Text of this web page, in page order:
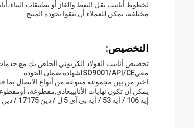
لخطوط أنابيب نقل النفط والغاز أو تطبيقات
مختلفة، يمكن للعملاء أن يثقوا بجودة المنتج.
التخصيص:
تخصيص أنابيب الفولاذ الكربوني الخاص بك مع
معيISO9001/API/CE شهادة ضمان الجودة.
اختر من بين مجموعة متنوعة من أنواع الاتصال بما
يمكن أن تكون نهايات الأنابيبعادي,مقطوعة، أو
إيه 106 / أيه 53 / أيه بي آي 5 ل / دين 17175 / دين 1629